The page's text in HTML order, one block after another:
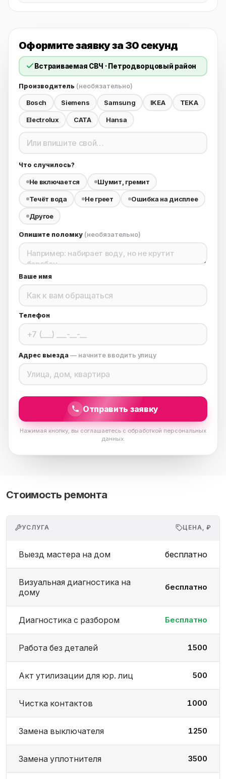
Оформите заявкуза 30 секунд
встраиваемая СВЧ · Петродворцовый район
Производитель (необязательно)
Bosch Siemens Samsung IKEA TEKA
Electrolux CATA Hansa
Что случилось?
Не включается Шумит, гремит
Течёт вода Не греет Ошибка на дисплее
Другое
Опишите поломку (необязательно)
Ваше имя
Телефон
Адрес выезда — начните вводить улицу
Отправить заявку
Нажимая кнопку, вы соглашаетесь с обработкой персональных
данных.
Стоимость ремонта
УСЛУГА ЦЕНА, ₽
Выезд мастера на дом бесплатно
Визуальная диагностика на
дому
бесплатно
Диагностика с разбором Бесплатно
Работа без деталей 1500
Акт утилизации для юр. лиц 500
Чистка контактов 1000
Замена выключателя 1250
Замена уплотнителя 3500